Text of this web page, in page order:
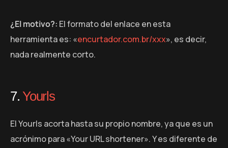
¿El motivo?: El formato del enlace en esta
herramienta es: «encurtador.com.br/xxx», es decir,
nada realmente corto.
7.Yourls
El Yourls acorta hasta su propio nombre, ya que es un
acrónimo para «Your URL shortener». Y es diferente de